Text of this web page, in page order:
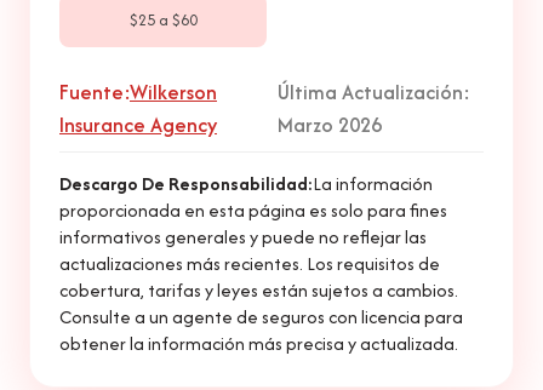
$25 a $60
Fuente:Wilkerson
Insurance Agency
Última Actualización:
Marzo 2026
Descargo De Responsabilidad:La información
proporcionada en esta página es solo para fines
informativos generales y puede no reflejar las
actualizaciones más recientes. Los requisitos de
cobertura, tarifas y leyes están sujetos a cambios.
Consulte a un agente de seguros con licencia para
obtener la información más precisa y actualizada.